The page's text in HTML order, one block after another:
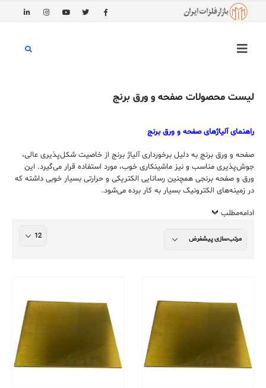
لیست محصولات صفحه و ورق برنج
راهنمای آلیاژهای صفحه و ورق برنج
صفحه و ورق‌ برنج به دلیل برخورداری آلیاژ برنج از خاصیت شکل‌پذیری عالی،
جوش‌پذیری مناسب و نیز ماشینکاری خوب، مورد استفاده قرار می‌گیرد. این
ورق و صفحه برنجی همچنین رسانایی الکتریکی و حرارتی بسیار خوبی داشته که
در زمینه‌های الکترونیک بسیار به کار برده می‌شود.
ادامه‌مطلب